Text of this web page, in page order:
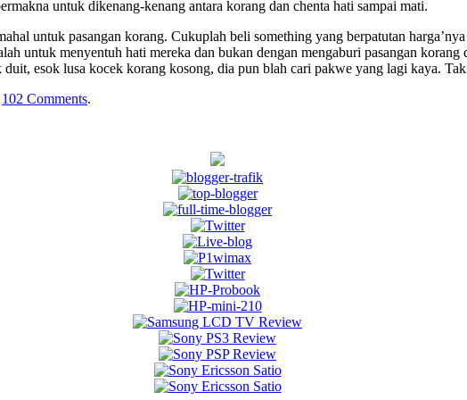
untuk dikenang-kenang antara korang dan chenta hati sampai mati.
untuk pasangan korang. Cukuplah beli something yang berpatutan
untuk menyentuh hati mereka dan bukan dengan mengaburi pasangan
esok lusa kocek korang kosong, dia pun blah cari pakwe yang lagi kaya.
102 Comments.